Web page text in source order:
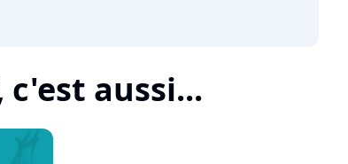
aussi...